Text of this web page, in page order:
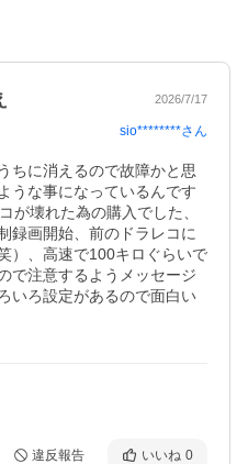
2026/7/17
sio********さん
ちに消えるので故障かと思
うな事になっているんです
が壊れた為の購入でした、
録画開始、前のドラレコに
）、高速で100キロぐらいで
で注意するようメッセージ
いろ設定があるので面白い
違反報告 いいね 0